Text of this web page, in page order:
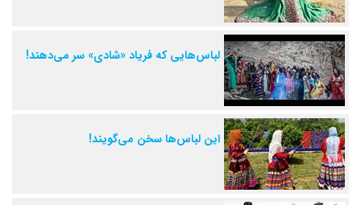
لباس‌هایی که فریاد «شادی» سر می‌دهند!
این لباس‌ها سخن می‌گویند!